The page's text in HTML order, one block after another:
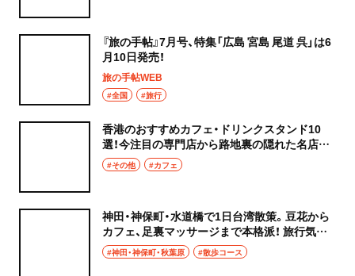
『旅の手帖』7月号、特集「広島 宮島 尾道 呉」は6
月10日発売！
旅の手帖WEB
#全国 #旅行
香港のおすすめカフェ・ドリンクスタンド10
選！今注目の専門店から路地裏の隠れた名店ま
で#その他 #カフェ
神田・神保町・水道橋で1日台湾散策。豆花から
カフェ、足裏マッサージまで本格派！ 旅行気分
でのんびり行こう
#神田・神保町・秋葉原 #散歩コース